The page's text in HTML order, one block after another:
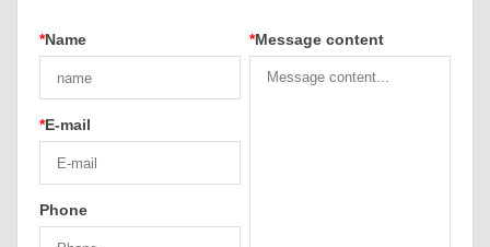
*Name
*E-mail
Phone
*Message content